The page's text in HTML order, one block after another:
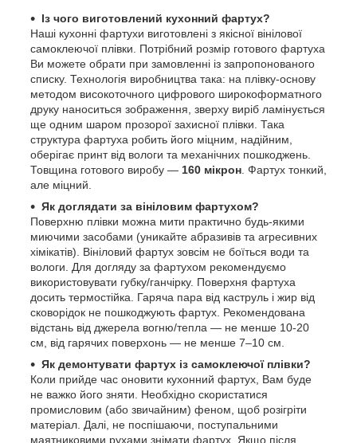
Із чого виготовлений кухонний фартух?
Наші кухонні фартухи виготовлені з якісної вінілової
самоклеючої плівки. Потрібний розмір готового фартуха
Ви можете обрати при замовленні із запропонованого
списку. Технологія виробництва така: на плівку-основу
методом високоточного цифрового широкоформатного
друку наноситься зображення, зверху виріб ламінується
ще одним шаром прозорої захисної плівки. Така
структура фартуха робить його міцним, надійним,
оберігає принт від вологи та механічних пошкоджень.
Товщина готового виробу — 160 мікрон . Фартух тонкий,
але міцний.
Як доглядати за вініловим фартухом?
Поверхню плівки можна мити практично будь-якими
миючими засобами (уникайте абразивів та агресивних
хімікатів). Вініловий фартух зовсім не боїться води та
вологи. Для догляду за фартухом рекомендуємо
використовувати губку/ганчірку. Поверхня фартуха
досить термостійка. Гаряча пара від каструль і жир від
сковорідок не пошкоджують фартух. Рекомендована
відстань від джерела вогню/тепла — не менше 10-20
см, від гарячих поверхонь — не менше 7–10 см.
Як демонтувати фартух із самоклеючої плівки?
Коли прийде час оновити кухонний фартух, Вам буде
не важко його зняти. Необхідно скористатися
промисловим (або звичайним) феном, щоб розігріти
матеріал. Далі, не поспішаючи, поступальними
маятниковими рухами знімати фартух. Якщо після